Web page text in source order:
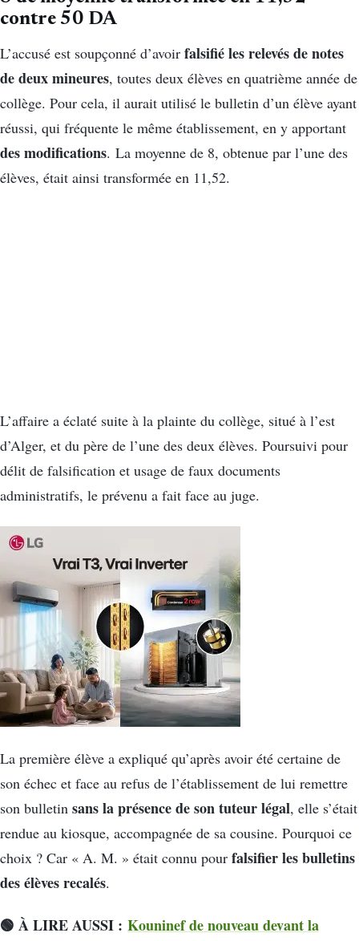
contre 50 DA
L’accusé est soupçonné d’avoir falsifié les relevés de notes
de deux mineures, toutes deux élèves en quatrième année de
collège. Pour cela, il aurait utilisé le bulletin d’un élève ayant
réussi, qui fréquente le même établissement, en y apportant
des modifications. La moyenne de 8, obtenue par l’une des
élèves, était ainsi transformée en 11,52.
L’affaire a éclaté suite à la plainte du collège, situé à l’est
d’Alger, et du père de l’une des deux élèves. Poursuivi pour
délit de falsification et usage de faux documents
administratifs, le prévenu a fait face au juge.
La première élève a expliqué qu’après avoir été certaine de
son échec et face au refus de l’établissement de lui remettre
son bulletin sans la présence de son tuteur légal, elle s’était
rendue au kiosque, accompagnée de sa cousine. Pourquoi ce
choix ? Car « A. M. » était connu pour falsifier les bulletins
des élèves recalés.
🟢 À LIRE AUSSI : Kouninef de nouveau devant la